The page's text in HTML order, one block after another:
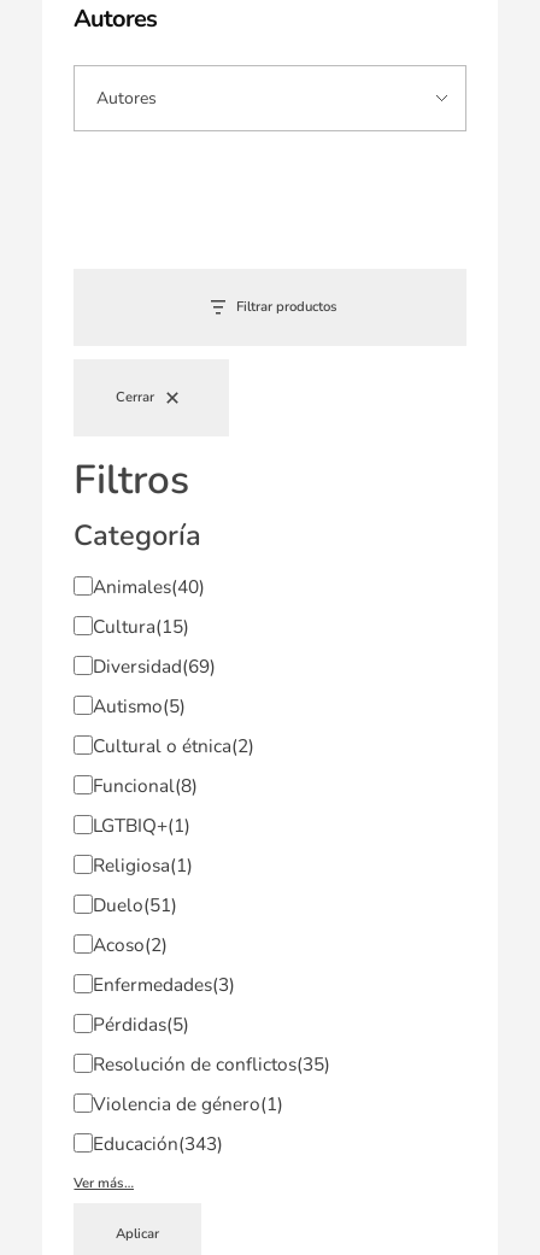
Autores
Filtrar productos
Cerrar
Filtros
Categoría
Animales(40)
Cultura(15)
Diversidad(69)
Autismo(5)
Cultural o étnica(2)
Funcional(8)
LGTBIQ+(1)
Religiosa(1)
Duelo(51)
Acoso(2)
Enfermedades(3)
Pérdidas(5)
Resolución de conflictos(35)
Violencia de género(1)
Educación(343)
Ver más…
Aplicar